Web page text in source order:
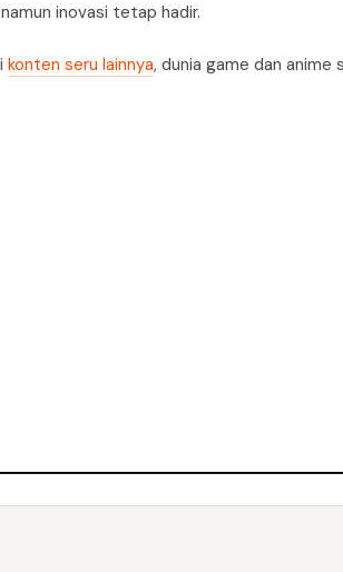
inovasi tetap hadir.
konten seru lainnya, dunia game dan anime